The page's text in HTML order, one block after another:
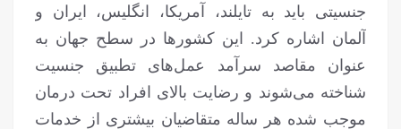
جنسیتی باید به تایلند، آمریکا، انگلیس، ایران و
آلمان اشاره کرد. این کشورها در سطح جهان به
عنوان مقاصد سرآمد عمل‌های تطبیق جنسیت
شناخته می‌شوند و رضایت بالای افراد تحت درمان
موجب شده هر ساله متقاضیان بیشتری از خدمات